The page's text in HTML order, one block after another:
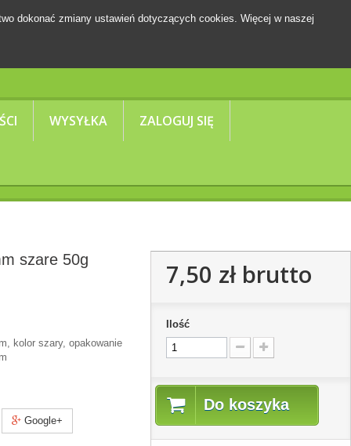
WYSYŁKA ZALOGUJ SIĘ
dokonać zmiany ustawień dotyczących cookies. Więcej w naszej
szare 50g
kolor szary, opakowanie
Google+
7,50 złbrutto
Ilość
Do koszyka